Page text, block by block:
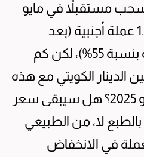
مستقبلاً في مايو
2025 سيكون 1.627.500 عملة أجنبية (بعد
احتساب الفائدة الكبيرة بنسبة 55%)، لكن كم
الكويتي مع هذه
العملة الأجنبية في مايو 2025؟ هل سيبقى سعر
105 فقط؟ بالطبع لا، من الطبيعي
في الانخفاض